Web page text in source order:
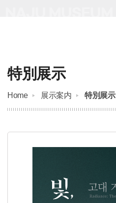
特別展示
Home 展示案内 特別展示